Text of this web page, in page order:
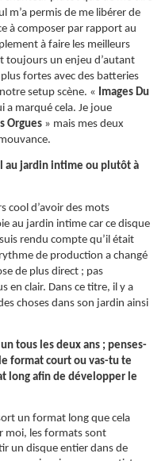
m’a permis de me libérer de
à composer par rapport au
à faire les meilleurs
toujours un enjeu d’autant
fortes avec des batteries
setup scène. « Images Du
a marqué cela. Je joue
Orgues » mais mes deux
au jardin intime ou plutôt à
cool d’avoir des mots
au jardin intime car ce disque
rendu compte qu’il était
de production a changé
de plus direct ; pas
en clair. Dans ce titre, il y a
choses dans son jardin ainsi
tous les deux ans ; penses-
format court ou vas-tu te
long afin de développer le
un format long que cela
moi, les formats sont
un disque entier dans de